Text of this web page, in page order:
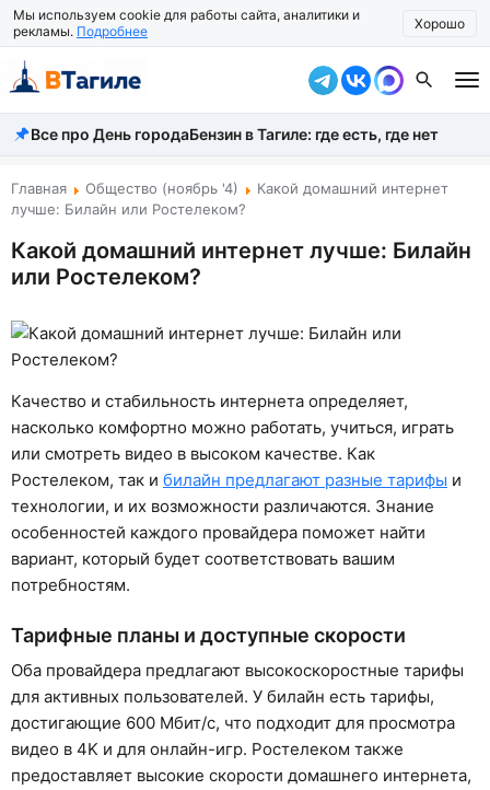
Мы используем cookie для работы сайта, аналитики и
рекламы. Подробнее Хорошо
Все новости
Происшествия
Власть
Жизнь
Экономика
Общество
Рассказать новость
Все про День городаБензин в Тагиле: где есть, где нет
Главная Общество (ноябрь '4)
Какой домашний интернет
лучше: Билайн или Ростелеком?
Какой домашний интернет лучше: Билайн
или Ростелеком?
Качество и стабильность интернета определяет,
насколько комфортно можно работать, учиться, играть
или смотреть видео в высоком качестве. Как
Ростелеком, так и билайн предлагают разные тарифы и
технологии, и их возможности различаются. Знание
особенностей каждого провайдера поможет найти
вариант, который будет соответствовать вашим
потребностям.
Тарифные планы и доступные скорости
Оба провайдера предлагают высокоскоростные тарифы
для активных пользователей. У билайн есть тарифы,
достигающие 600 Мбит/с, что подходит для просмотра
видео в 4K и для онлайн-игр. Ростелеком также
предоставляет высокие скорости домашнего интернета,